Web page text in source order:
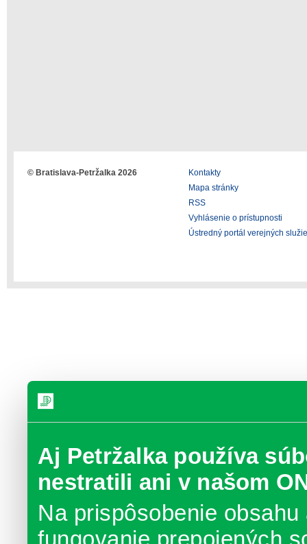
Aj Petržalka používa
nestratili ani v našom
Na prispôsobenie
© Bratislava-Petržalka 2026
Kontakty
Mapa stránky
RSS
Vyhlásenie o prístupnosti
Ústredný portál verejných